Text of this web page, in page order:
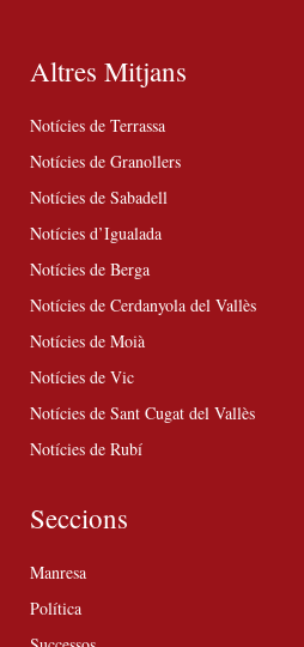
Altres Mitjans
Notícies de Terrassa
Notícies de Granollers
Notícies de Sabadell
Notícies d’Igualada
Notícies de Berga
Notícies de Cerdanyola del Vallès
Notícies de Moià
Notícies de Vic
Notícies de Sant Cugat del Vallès
Notícies de Rubí
Seccions
Manresa
Política